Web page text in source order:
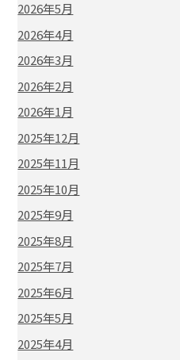
2026年5月
2026年4月
2026年3月
2026年2月
2026年1月
2025年12月
2025年11月
2025年10月
2025年9月
2025年8月
2025年7月
2025年6月
2025年5月
2025年4月